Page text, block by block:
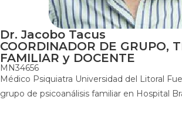
Dr. Jacobo Tacus
COORDINADOR DE GRUPO,
FAMILIAR y DOCENTE
MN34656
Médico Psiquiatra Universidad del Litoral
grupo de psicoanálisis familiar en Hospital